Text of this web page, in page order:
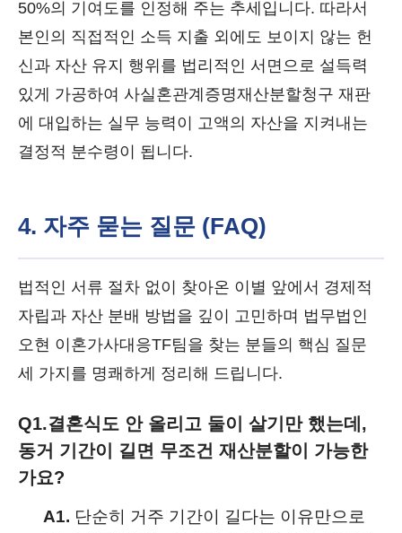
50%의 기여도를 인정해 주는 추세입니다. 따라서
본인의 직접적인 소득 지출 외에도 보이지 않는 헌
신과 자산 유지 행위를 법리적인 서면으로 설득력
있게 가공하여 사실혼관계증명재산분할청구 재판
에 대입하는 실무 능력이 고액의 자산을 지켜내는
결정적 분수령이 됩니다.
4. 자주 묻는 질문 (FAQ)
법적인 서류 절차 없이 찾아온 이별 앞에서 경제적
자립과 자산 분배 방법을 깊이 고민하며 법무법인
오현 이혼가사대응TF팀을 찾는 분들의 핵심 질문
세 가지를 명쾌하게 정리해 드립니다.
Q1.결혼식도 안 올리고 둘이 살기만 했는데,
동거 기간이 길면 무조건 재산분할이 가능한
가요?
A1. 단순히 거주 기간이 길다는 이유만으로